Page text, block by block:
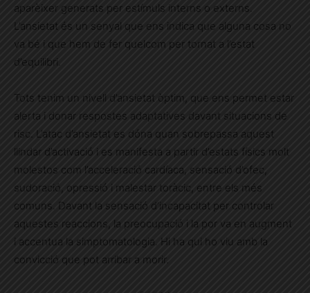
aparèixer generats per estímuls interns o externs.
L’ansietat és un senyal que ens indica que alguna cosa no
va bé i que hem de fer quelcom per tornat a l’estat
d’equilibri.
Tots tenim un nivell d’ansietat òptim, que ens permet estar
alerta i donar respostes adaptatives davant situacions de
risc. L’atac d’ansietat es dóna quan sobrepassa aquest
llindar d’activació i es manifesta a partir d’estats físics molt
molestos com l’acceleració cardíaca, sensació d’ofec,
sudoració, opressió i malestar toràcic, entre els més
comuns. Davant la sensació d’incapacitat per controlar
aquestes reaccions, la preocupació i la por va en augment
i accentua la simptomatologia. Hi ha qui ho viu amb la
convicció que pot arribar a morir.